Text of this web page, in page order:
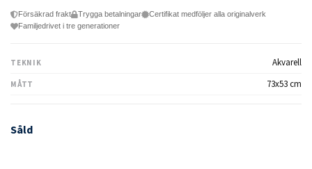
Försäkrad frakt Trygga betalningar
Certifikat medföljer alla originalverk
Familjedrivet i tre generationer
TEKNIK Akvarell
MÅTT 73x53 cm
Såld